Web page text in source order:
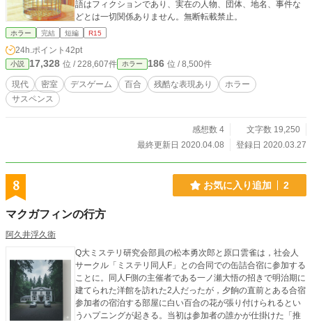
語はフィクションであり、実在の人物、団体、地名、事件な
どとは一切関係ありません。無断転載禁止。
ホラー 完結 短編 R15
24h.ポイント 42pt
小説 17,328 位 / 228,607件 ホラー 186 位 / 8,500件
現代 密室 デスゲーム 百合 残酷な表現あり
ホラー
サスペンス
感想数 4
文字数 19,250
最終更新日 2020.04.08
登録日 2020.03.27
8 お気に入り追加 2
マクガフィンの行方
阿久井浮久衛
Q大ミステリ研究会部員の松本勇次郎と原口雲雀は，社会人
サークル「ミステリ同人F」との合同での缶詰合宿に参加する
ことに。同人F側の主催者である一ノ瀬大悟の招きで明治期に
建てられた洋館を訪れた2人だったが，夕餉の直前とある合宿
参加者の宿泊する部屋に白い百合の花が張り付けられるとい
うハプニングが起きる。当初は参加者の誰かが仕掛けた「推